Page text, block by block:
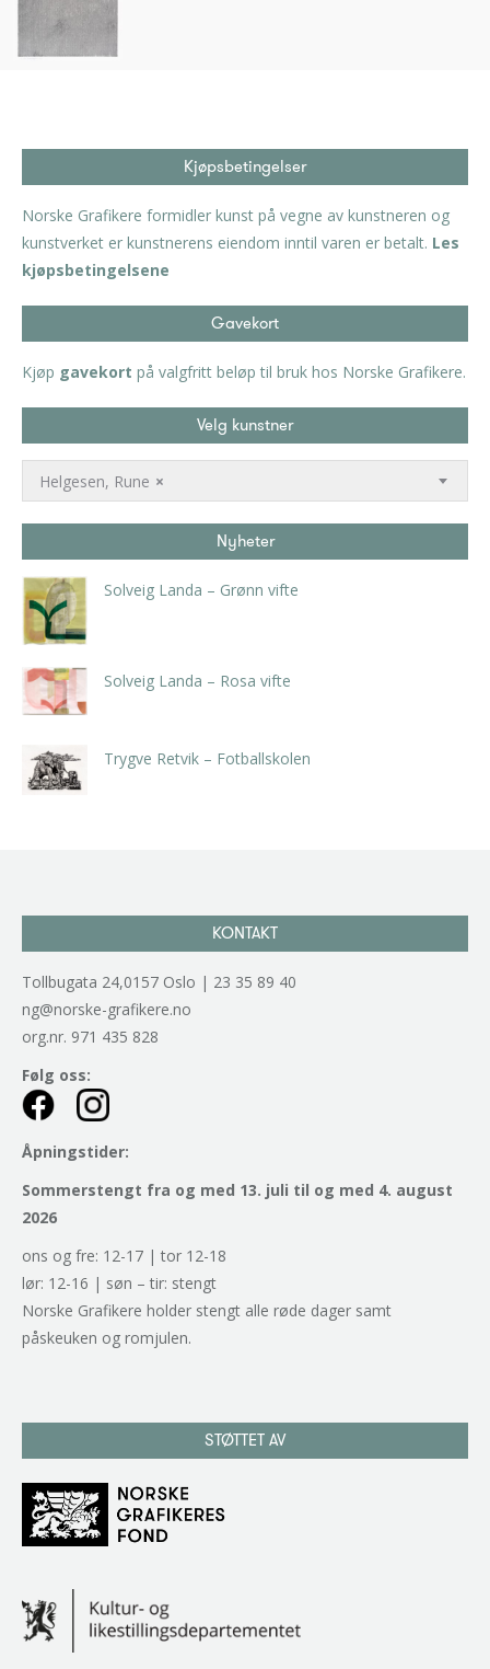
Kjøpsbetingelser
Norske Grafikere formidler kunst på vegne av kunstneren og
kunstverket er kunstnerens eiendom inntil varen er betalt. Les
kjøpsbetingelsene
Gavekort
Kjøp gavekort på valgfritt beløp til bruk hos Norske Grafikere.
Velg kunstner
×
Helgesen, Rune
Nyheter
Solveig Landa – Grønn vifte
Solveig Landa – Rosa vifte
Trygve Retvik – Fotballskolen
KONTAKT
Tollbugata 24,0157 Oslo | 23 35 89 40
ng@norske-grafikere.no
org.nr. 971 435 828
Følg oss:
Åpningstider:
Sommerstengt fra og med 13. juli til og med 4. august
2026
ons og fre: 12-17 | tor 12-18
lør: 12-16 | søn – tir: stengt
Norske Grafikere holder stengt alle røde dager samt
påskeuken og romjulen.
STØTTET AV